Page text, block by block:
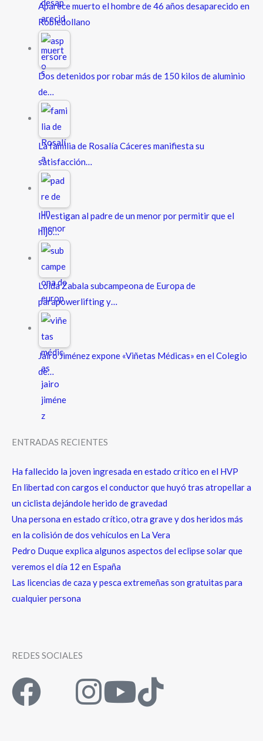
Aparece muerto el hombre de 46 años desaparecido en
Robledollano
Dos detenidos por robar más de 150 kilos de aluminio
de…
La familia de Rosalía Cáceres manifiesta su
satisfacción…
Investigan al padre de un menor por permitir que el
hijo…
Loida Zabala subcampeona de Europa de
parapowerlifting y…
Jairo Jiménez expone «Viñetas Médicas» en el Colegio
de…
ENTRADAS RECIENTES
Ha fallecido la joven ingresada en estado crítico en el HVP
En libertad con cargos el conductor que huyó tras atropellar a
un ciclista dejándole herido de gravedad
Una persona en estado crítico, otra grave y dos heridos más
en la colisión de dos vehículos en La Vera
Pedro Duque explica algunos aspectos del eclipse solar que
veremos el día 12 en España
Las licencias de caza y pesca extremeñas son gratuitas para
cualquier persona
REDES SOCIALES
F
I
Y T